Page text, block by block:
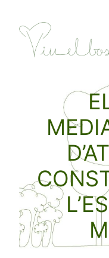
contingut